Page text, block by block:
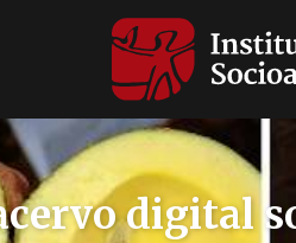
digital